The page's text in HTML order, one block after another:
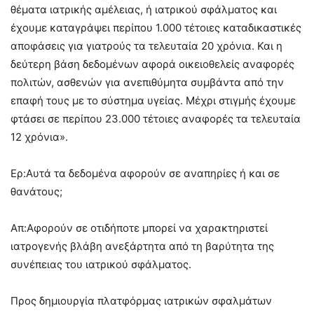
θέματα ιατρικής αμέλειας, ή ιατρικού σφάλματος και
έχουμε καταγράψει περίπου 1.000 τέτοιες καταδικαστικές
αποφάσεις για γιατρούς τα τελευταία 20 χρόνια. Και η
δεύτερη βάση δεδομένων αφορά οικειοθελείς αναφορές
πολιτών, ασθενών για ανεπιθύμητα συμβάντα από την
επαφή τους με το σύστημα υγείας. Μέχρι στιγμής έχουμε
φτάσει σε περίπου 23.000 τέτοιες αναφορές τα τελευταία
12 χρόνια».
Ερ:Αυτά τα δεδομένα αφορούν σε αναπηρίες ή και σε
θανάτους;
Απ:Αφορούν σε οτιδήποτε μπορεί να χαρακτηριστεί
ιατρογενής βλάβη ανεξάρτητα από τη βαρύτητα της
συνέπειας του ιατρικού σφάλματος.
Προς δημιουργία πλατφόρμας ιατρικών σφαλμάτων